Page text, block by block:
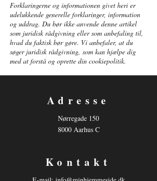
Forklaringerne og informationen givet heri er
udelukkende generelle forklaringer, information
og uddrag. Du bør ikke anvende denne artikel
som juridisk rådgivning eller som anbefaling til,
hvad du faktisk bør gøre. Vi anbefaler, at du
søger juridisk rådgivning, som kan hjælpe dig
med at forstå og oprette din cookiepolitik.
Adresse
Nørregade 150
8000 Aarhus C
Kontakt